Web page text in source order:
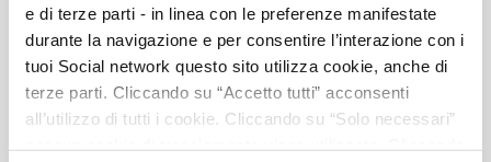
e di terze parti - in linea con le preferenze manifestate
durante la navigazione e per consentire l’interazione con i
tuoi Social network questo sito utilizza cookie, anche di
terze parti. Cliccando su “Accetto tutti” acconsenti
all’utilizzo di tutti i cookie. Cliccando su “Solo necessari”